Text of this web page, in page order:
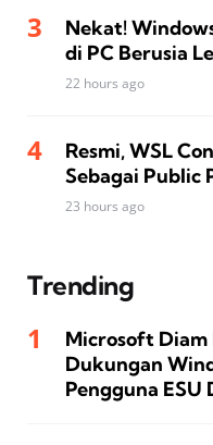
Nekat!
di PC Berusia
22 hours ago
Resmi, WSL
Sebagai Public
23 hours ago
Trending
Microsoft Diam
Dukungan
Pengguna ESU